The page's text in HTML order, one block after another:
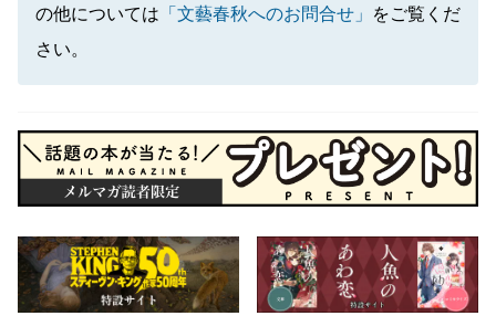
の他については 「文藝春秋へのお問合せ」
をご覧くだ
さい。